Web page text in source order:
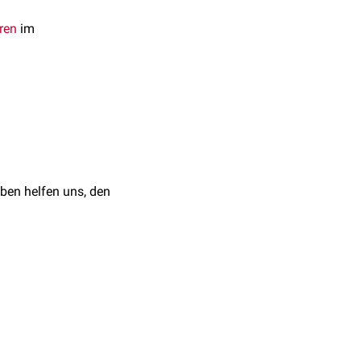
im
an das
verhindert.
Retikulum fixiert,
helfen uns, den